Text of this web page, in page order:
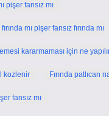
pişer fansız mı
mı pişer fansız fırında mı
kararmaması için ne
kozlenir Fırında patlıcan
fansız mı